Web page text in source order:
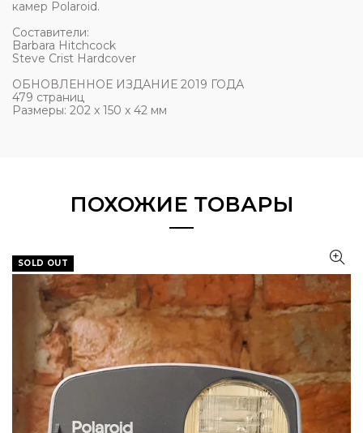
камер Polaroid.
Составители:
Barbara Hitchcock
Steve Crist Hardcover
ОБНОВЛЕННОЕ ИЗДАНИЕ 2019 ГОДА
479 страниц
Размеры: 202 x 150 x 42 мм
ПОХОЖИЕ ТОВАРЫ
SOLD OUT